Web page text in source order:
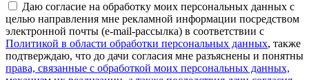
Даю согласие на обработку моих персональных данных с
целью направления мне рекламной информации посредством
электронной почты (e-mail-рассылка) в соответствии с
Политикой в области обработки персональных данных, также
подтверждаю, что до дачи согласия мне разъяснены и понятны
права, связанные с обработкой моих персональных данных,